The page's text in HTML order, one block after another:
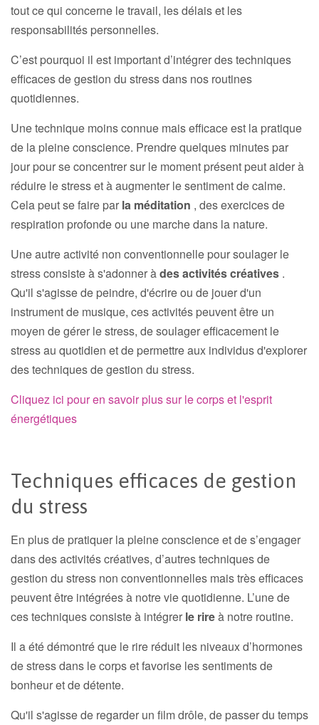
tout ce qui concerne le travail, les délais et les
responsabilités personnelles.
C’est pourquoi il est important d’intégrer des techniques
efficaces de gestion du stress dans nos routines
quotidiennes.
Une technique moins connue mais efficace est la pratique
de la pleine conscience. Prendre quelques minutes par
jour pour se concentrer sur le moment présent peut aider à
réduire le stress et à augmenter le sentiment de calme.
Cela peut se faire par la méditation , des exercices de
respiration profonde ou une marche dans la nature.
Une autre activité non conventionnelle pour soulager le
stress consiste à s'adonner àdes activités créatives .
Qu'il s'agisse de peindre, d'écrire ou de jouer d'un
instrument de musique, ces activités peuvent être un
moyen de gérer le stress, de soulager efficacement le
stress au quotidien et de permettre aux individus d'explorer
des techniques de gestion du stress.
Cliquez ici pour en savoir plus sur le corps et l'esprit
énergétiques
Techniques efficaces de gestion
du stress
En plus de pratiquer la pleine conscience et de s’engager
dans des activités créatives, d’autres techniques de
gestion du stress non conventionnelles mais très efficaces
peuvent être intégrées à notre vie quotidienne. L’une de
ces techniques consiste à intégrer le rireà notre routine.
Il a été démontré que le rire réduit les niveaux d’hormones
de stress dans le corps et favorise les sentiments de
bonheur et de détente.
Qu'il s'agisse de regarder un film drôle, de passer du temps